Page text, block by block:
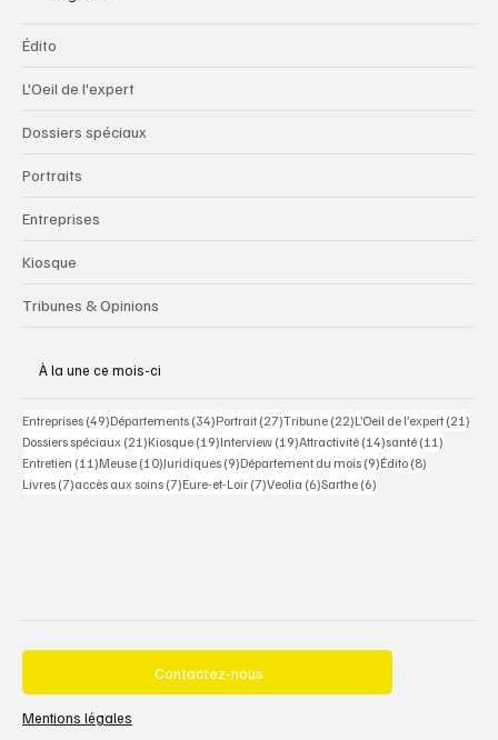
Édito
L'Oeil de l'expert
Dossiers spéciaux
Portraits
Entreprises
Kiosque
Tribunes & Opinions
À la une ce mois-ci
Entreprises (49)49 posts
Départements (34)34 posts
Portrait (27)27 posts
Tribune (22)22 posts
L’Oeil de l’expert (21)
Dossiers spéciaux (21)21 posts
Kiosque (19)19 posts
Interview (19)19 posts
Attractivité (14)14 posts
santé (11)
Entretien (11)11 posts
Meuse (10)10 posts
Juridiques (9)9 posts
Département du mois (9)9 posts
Édito (8)
Livres (7)7 posts
accès aux soins (7)7 posts
Eure-et-Loir (7)7 posts
Veolia (6)6 posts
Sarthe (6)
Contactez-nous
Mentions légales